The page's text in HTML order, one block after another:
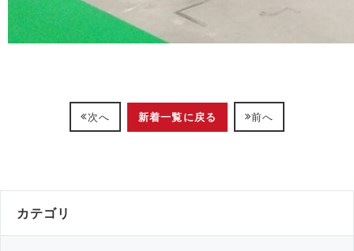
次へ 新着一覧に戻る 前へ
カテゴリ